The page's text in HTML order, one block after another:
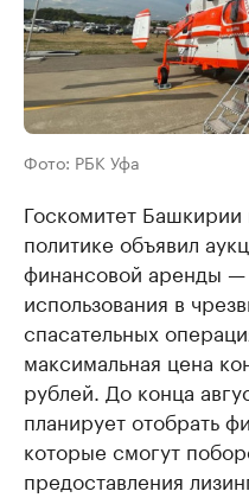
Фото: РБК Уфа
Госкомитет
политике объявил
финансовой аренды —
использования в
спасательных
максимальная цена
рублей. До конца
планирует отобрать
которые смогут
предоставления